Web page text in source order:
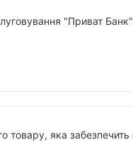
"Приват
яка забезпечить